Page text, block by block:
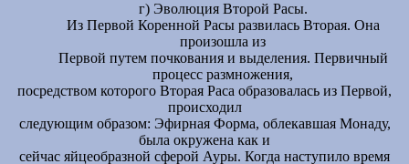
г) Эволюция Второй Расы.
Из Первой Коренной Расы развилась Вторая. Она
произошла из
Первой путем почкования и выделения. Первичный
процесс размножения,
посредством которого Вторая Раса образовалась из Первой,
происходил
следующим образом: Эфирная Форма, облекавшая Монаду,
была окружена как и
сейчас яйцеобразной сферой Ауры. Когда наступило время